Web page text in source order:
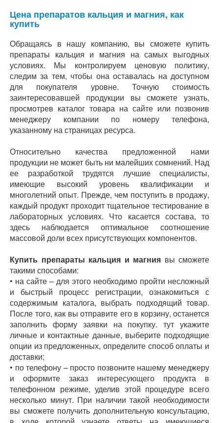
Цена препаратов кальция и магния, как
купить
Обращаясь в нашу компанию, вы сможете купить
препараты кальция и магния на самых выгодных
условиях. Мы контролируем ценовую политику,
следим за тем, чтобы она оставалась на доступном
для покупателя уровне. Точную стоимость
заинтересовавшей продукции вы сможете узнать,
просмотрев каталог товара на сайте или позвонив
менеджеру компании по номеру телефона,
указанному на страницах ресурса.
Относительно качества предложенной нами
продукции не может быть ни малейших сомнений. Над
ее разработкой трудятся лучшие специалисты,
имеющие высокий уровень квалификации и
многолетний опыт. Прежде, чем поступить в продажу,
каждый продукт проходит тщательное тестирование в
лабораторных условиях. Что касается состава, то
здесь наблюдается оптимальное соотношение
массовой доли всех присутствующих компонентов.
Купить препараты кальция и магния вы сможете
такими способами:
• на сайте – для этого необходимо пройти несложный
и быстрый процесс регистрации, ознакомиться с
содержимым каталога, выбрать подходящий товар.
После того, как вы отправите его в корзину, останется
заполнить форму заявки на покупку. тут укажите
личные и контактные данные, выберите подходящие
опции из предложенных, определите способ оплаты и
доставки;
• по телефону – просто позвоните нашему менеджеру
и оформите заказ интересующего продукта в
телефонном режиме, уделив этой процедуре всего
несколько минут. При наличии такой необходимости
вы сможете получить дополнительную консультацию,